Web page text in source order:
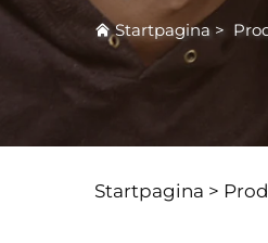
Startpagina>
Startpagina >